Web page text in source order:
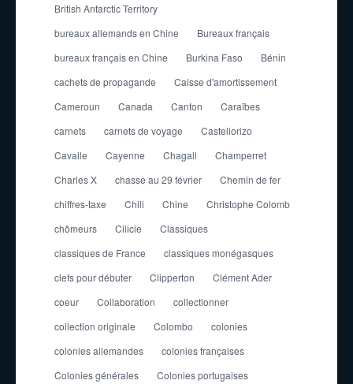
British Antarctic Territory
bureaux allemands en Chine
Bureaux français
bureaux français en Chine
Burkina Faso
Bénin
cachets de propagande
Caisse d'amortissement
Cameroun
Canada Canton
Caraïbes
carnets
carnets de voyage
Castellorizo
Cavalle
Cayenne Chagall
Champerret
Charles X
chasse au 29 février
Chemin de fer
chiffres-taxe
Chili Chine
Christophe Colomb
chômeurs
Cilicie
Classiques
classiques de France
classiques monégasques
clefs pour débuter
Clipperton
Clément Ader
coeur
Collaboration
collectionner
collection originale
Colombo
colonies
colonies allemandes
colonies françaises
Colonies générales
Colonies portugaises